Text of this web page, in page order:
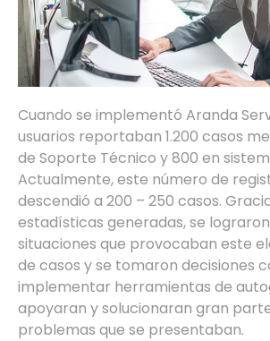
Cuando se implementó Aranda
usuarios reportaban 1.200 casos
de Soporte Técnico y 800 en
Actualmente, este número de
descendió a 200 – 250 casos.
estadísticas generadas, se
situaciones que provocaban este
de casos y se tomaron decisiones
implementar herramientas de
apoyaran y solucionaran gran
problemas que se presentaban.